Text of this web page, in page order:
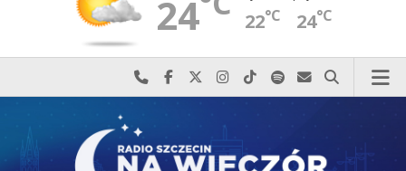
24 22°C 24°C
Najlepiej po prostu do nas zadzwoń
Odwiedź nas na Facebook-u
Odwiedź nas na X
Odwiedź nas na Instagram-ie
Odwiedź nas na TikTok-u
Szukaj nas na Spotify
Wyślij do nas
Szukaj